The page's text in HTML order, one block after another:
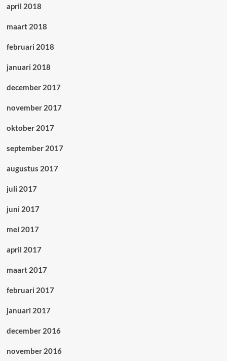
april 2018
maart 2018
februari 2018
januari 2018
december 2017
november 2017
oktober 2017
september 2017
augustus 2017
juli 2017
juni 2017
mei 2017
april 2017
maart 2017
februari 2017
januari 2017
december 2016
november 2016